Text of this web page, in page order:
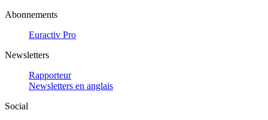
Abonnements
Euractiv Pro
Newsletters
Rapporteur
Newsletters en anglais
Social